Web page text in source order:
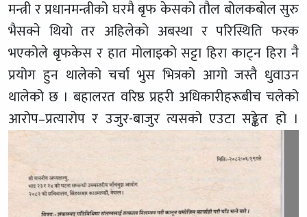
मन्त्री र प्रधानमन्त्रीको घरमै बृफ केसको तौल बोलकबोल सुरु
भैसक्ने थियो तर अहिलेको अबस्था र परिस्थिति फरक
भएकोले बृफकेस र हात मोलाइको सट्टा हिरा काट्न हिरा नै
प्रयोग हुन थालेको चर्चा भुस भित्रको आगो जस्तै धुवाउन
थालेको छ । बहालरत वरिष्ठ प्रहरी अधिकारीहरूबीच चलेको
आरोप–प्रत्यारोप र उजुर-बाजुर त्यसको एउटा सङ्केत हो ।